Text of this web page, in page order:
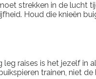
strekken in de lucht
Houd die knieën
raises is het jezelf in
trainen, niet